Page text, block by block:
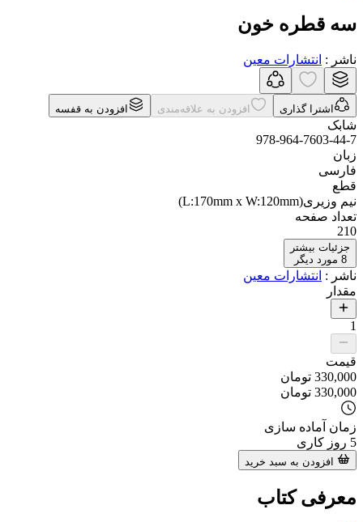
سه قطره خون
ناشر : انتشارات معین
اشترا گذاری افزودن به علاقه‌مندی افزودن به قفسه
شابک
978-964-7603-44-7
زبان
فارسی
قطع
نیم وزیری(L:170mm x W:120mm)
تعداد صفحه
210
جزئیات بیشتر
8 مورد دیگر
ناشر : انتشارات معین
مقدار
1
قیمت
330,000 تومان
330,000 تومان
زمان آماده سازی
5 روز کاری
افزودن به سبد خرید
معرفی کتاب